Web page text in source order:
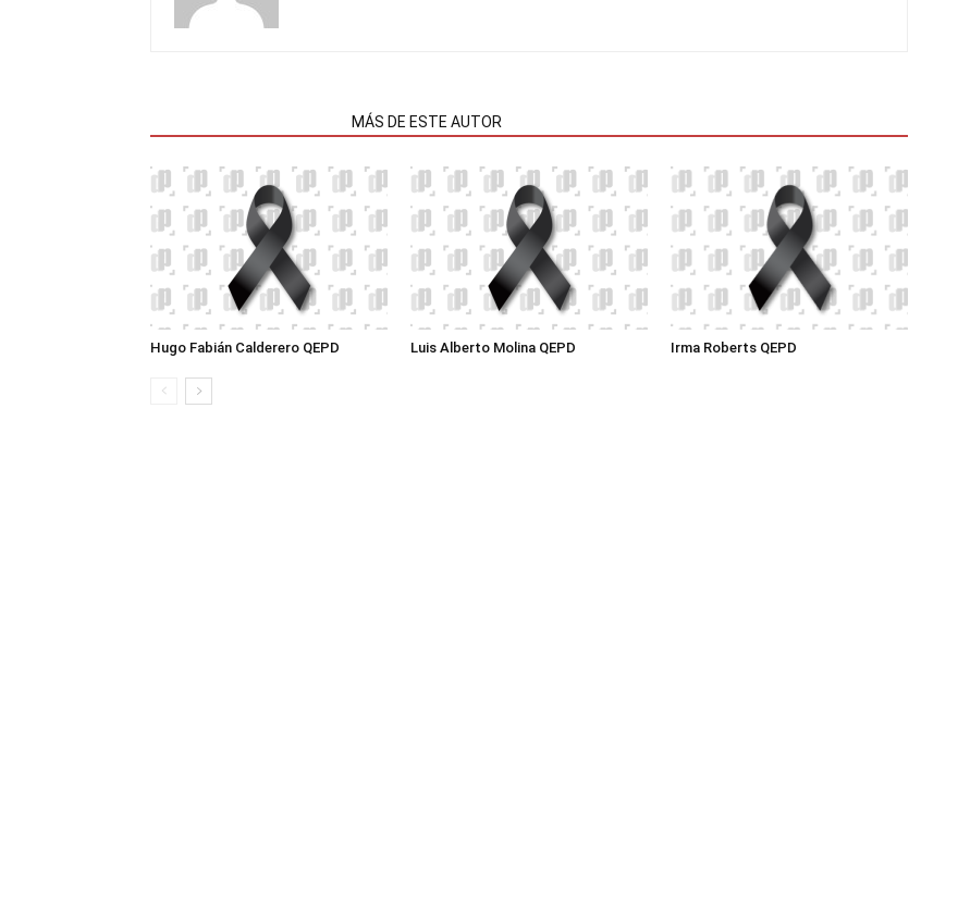
MÁS DE ESTE AUTOR
Hugo Fabián Calderero QEPD Luis Alberto Molina QEPD Irma Roberts QEPD